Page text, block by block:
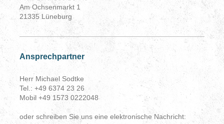
Am Ochsenmarkt 1
21335 Lüneburg
Ansprechpartner
Herr Michael Sodtke
Tel.: +49 6374 23 26
Mobil +49 1573 0222048
oder schreiben Sie uns eine elektronische Nachricht: